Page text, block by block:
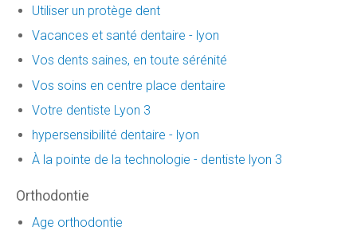
Utiliser un protège dent
Vacances et santé dentaire - lyon
Vos dents saines, en toute sérénité
Vos soins en centre place dentaire
Votre dentiste Lyon 3
hypersensibilité dentaire - lyon
À la pointe de la technologie - dentiste lyon 3
Orthodontie
Age orthodontie